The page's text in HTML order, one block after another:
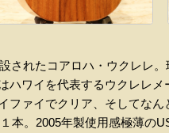
されたコアロハ・ウクレレ
ハワイを代表するウクレレ
ファイでクリア、そしてな
本。2005年製使用感極薄